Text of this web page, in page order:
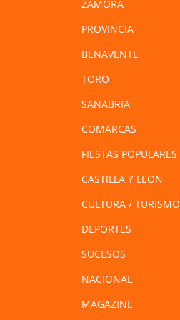
ZAMORA
PROVINCIA
BENAVENTE
TORO
SANABRIA
COMARCAS
FIESTAS POPULARES
CASTILLA Y LEÓN
CULTURA / TURISMO
DEPORTES
SUCESOS
NACIONAL
MAGAZINE